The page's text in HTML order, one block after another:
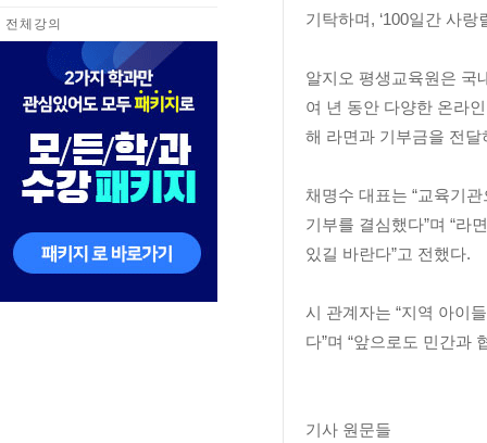
전체강의
기탁하며, ‘100일간 사
알지오 평생교육원은 국
여 년 동안 다양한 온라
해 라면과 기부금을 전
채명수 대표는 “교육기
기부를 결심했다”며 “라
있길 바란다”고 전했다.
시 관계자는 “지역 아이
다”며 “앞으로도 민간과
기사 원문들